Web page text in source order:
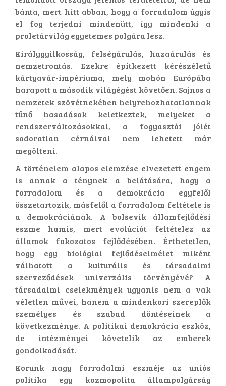
bánta, mert hitt abban, hogy a forradalom úgyis
el fog terjedni mindenütt, így mindenki a
proletárvilág egyetemes polgára lesz.
Királygyilkosság, felségárulás, hazaárulás és
nemzetrontás. Ezekre építkezett kérészéletű
kártyavár-impériuma, mely mohón Európába
harapott a második világégést követően. Sajnos a
nemzetek szövétnekében helyrehozhatatlannak
tűnő hasadások keletkeztek, melyeket a
rendszerváltozásokkal, a fogyasztói jólét
sodoratlan cérnáival nem lehetett már
megölteni.
A történelem alapos elemzése elvezetett engem
is annak a ténynek a belátására, hogy a
forradalom és a demokrácia egyfelől
összetartozik, másfelől a forradalom feltétele is
a demokráciának. A bolsevik államfejlődési
eszme hamis, mert evolúciót feltételez az
államok fokozatos fejlődésében. Érthetetlen,
hogy egy biológiai fejlődéselmélet miként
válhatott a kulturális és társadalmi
szerveződések univerzális törvényévé? A
társadalmi cselekmények ugyanis nem a vak
véletlen művei, hanem a mindenkori szereplők
személyes és szabad döntéseinek a
következménye. A politikai demokrácia eszköz,
de intézményei követelik az emberek
gondolkodását.
Korunk nagy forradalmi eszméje az uniós
politika egy kozmopolita állampolgárság